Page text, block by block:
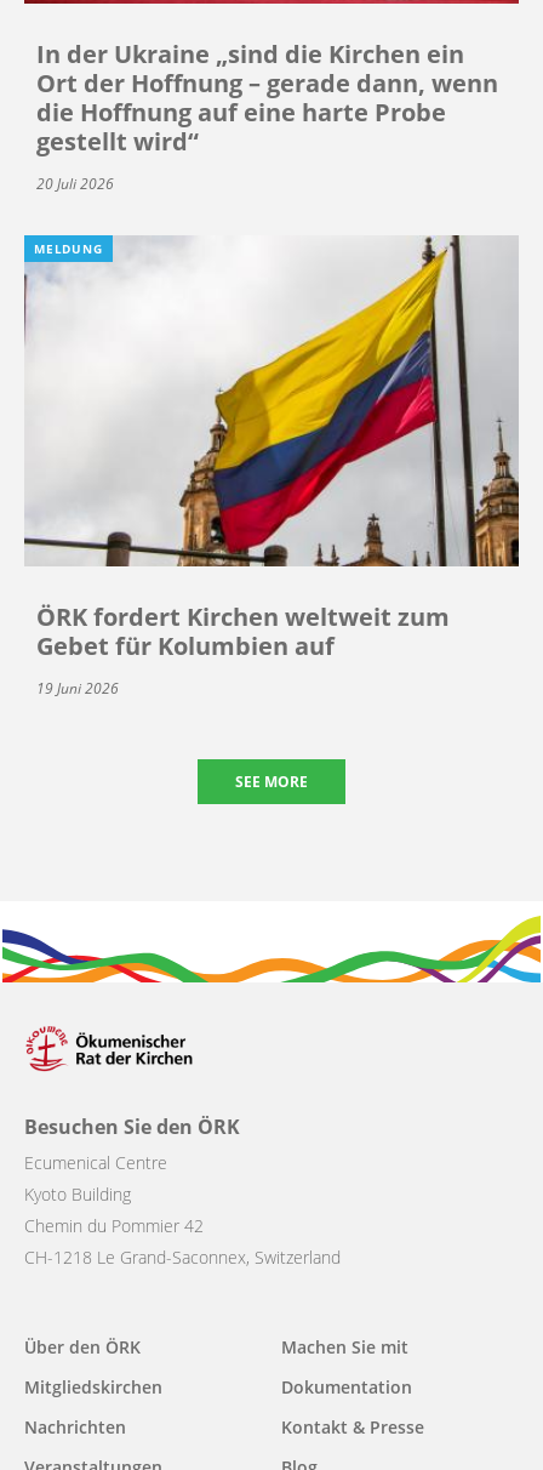
In der Ukraine „sind die Kirchen ein
Ort der Hoffnung – gerade dann, wenn
die Hoffnung auf eine harte Probe
gestellt wird“
20 Juli 2026
MELDUNG
ÖRK fordert Kirchen weltweit zum
Gebet für Kolumbien auf
19 Juni 2026
SEE MORE
Besuchen Sie den ÖRK
Ecumenical Centre
Kyoto Building
Chemin du Pommier 42
CH-1218 Le Grand-Saconnex, Switzerland
Main
navigation
Über den ÖRK
Mitgliedskirchen
Nachrichten
Machen Sie mit
Dokumentation
Kontakt & Presse